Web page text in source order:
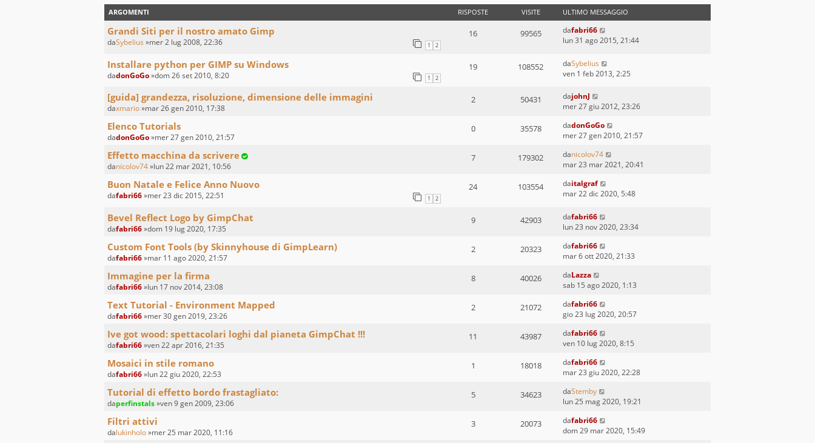
ARGOMENTI RISPOSTE VISITE ULTIMO MESSAGGIO
Grandi Siti per il nostro amato Gimp
daSybelius »mer 2 lug 2008, 22:36 1 2
16 99565 dafabri66
lun 31 ago 2015, 21:44
Installare python per GIMP su Windows
dadonGoGo»dom 26 set 2010, 8:20 1 2
19 108552 daSybelius
ven 1 feb 2013, 2:25
[guida] grandezza, risoluzione, dimensione delle immagini
daxmario»mar 26 gen 2010, 17:38
2 50431 dajohnJ
mer 27 giu 2012, 23:26
Elenco Tutorials
dadonGoGo»mer 27 gen 2010, 21:57
0 35578 dadonGoGo
mer 27 gen 2010, 21:57
Effetto macchina da scrivere
danicolov74»lun 22 mar 2021, 10:56
7 179302 danicolov74
mar 23 mar 2021, 20:41
Buon Natale e Felice Anno Nuovo
dafabri66»mer 23 dic 2015, 22:51 1 2
24 103554 daitalgraf
mar 22 dic 2020, 5:48
Bevel Reflect Logo by GimpChat
dafabri66»dom 19 lug 2020, 17:35
9 42903 dafabri66
lun 23 nov 2020, 23:34
Custom Font Tools (by Skinnyhouse di GimpLearn)
dafabri66»mar 11 ago 2020, 21:57
2 20323 dafabri66
mar 6 ott 2020, 21:33
Immagine per la firma
dafabri66»lun 17 nov 2014, 23:08
8 40026 daLazza
sab 15 ago 2020, 1:13
Text Tutorial - Environment Mapped
dafabri66»mer 30 gen 2019, 23:26
2 21072 dafabri66
gio 23 lug 2020, 20:57
Ive got wood: spettacolari loghi dal pianeta GimpChat !!!
dafabri66»ven 22 apr 2016, 21:35
11 43987 dafabri66
ven 10 lug 2020, 8:15
Mosaici in stile romano
dafabri66»lun 22 giu 2020, 22:53
1 18018 dafabri66
mar 23 giu 2020, 22:28
Tutorial di effetto bordo frastagliato:
daperfinstals»ven 9 gen 2009, 23:06
5 34623 daStemby
lun 25 mag 2020, 19:21
Filtri attivi
dalukinholo»mer 25 mar 2020, 11:16
3 20073 dafabri66
dom 29 mar 2020, 15:49